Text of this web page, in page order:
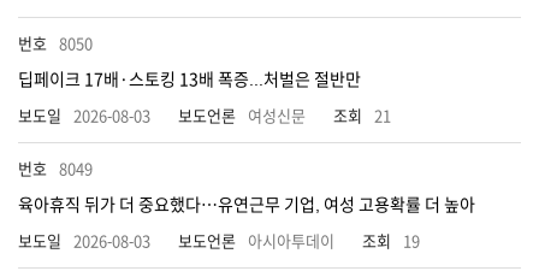
8050
딥페이크 17배·스토킹 13배 폭증...처벌은 절반만
2026-08-03 여성신문 21
8049
육아휴직 뒤가 더 중요했다…유연근무 기업, 여성 고용확률 더 높아
2026-08-03 아시아투데이 19